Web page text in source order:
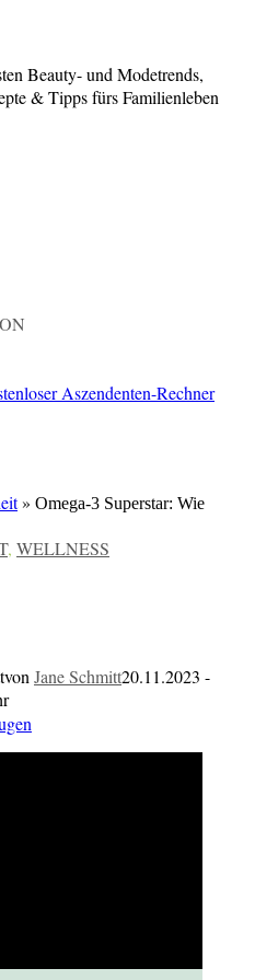
Beauty- und Modetrends,
& Tipps fürs Familienleben
Aszendenten-Rechner
» Omega-3 Superstar: Wie
, WELLNESS
von Jane Schmitt20.11.2023 -